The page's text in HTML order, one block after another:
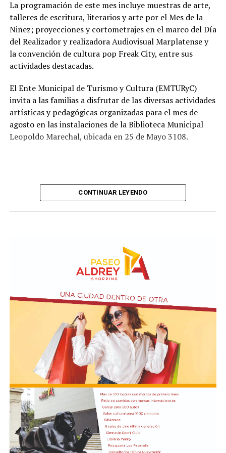
vecinos.
Tras la apertura de sobres, el expediente continuará su
recorrido administrativo con la intervención de la
Comisión de Estudio de Ofertas y Adjudicación, que
tendrá a su cargo la evaluación de las propuestas
obra.
La programación de este mes incluye muestras de arte,
talleres de escritura, literarios y arte por el Mes de la
Niñez; proyecciones y cortometrajes en el marco del Día
del Realizador y realizadora Audiovisual Marplatense y
la convención de cultura pop Freak City, entre sus
actividades destacadas.
El Ente Municipal de Turismo y Cultura (EMTURyC)
invita a las familias a disfrutar de las diversas actividades
artísticas y pedagógicas organizadas para el mes de
agosto en las instalaciones de la Biblioteca Municipal
Leopoldo Marechal, ubicada en 25 de Mayo 3108.
Culturales”, a cargo del grupo Cul Mardel, que se podrá
10 a 12 en la Biblioteca de Autores Marplatenses,
ubicada en el primer piso del edificio.
En relación al Ciclo Mes de la Niñez, este viernes 7 de
agosto a las 17:30 se presentarán “Los cuentos de
Charo” y la narración de poesías populares infantiles a
cargo de María del Rosario Gerez Martínez.
En tanto, el viernes 21 a las 17:30 se desarrollará “El
Cerebro Mágico: construyendo preguntas, respuestas y
circuitos”, a cargo de María Paula Algote. Se trata de un
taller práctico de arte, ciencia y tecnología en el que al
finalizar cada participante se lleva su propia creación
terminada. Es una actividad arancelada (incluye
materiales) destinada a niños a partir de los 6 años.
CONTINUAR LEYENDO